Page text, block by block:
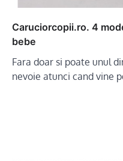
Caruciorcopii.ro. 4
bebe
Fara doar si poate unul
nevoie atunci cand vine